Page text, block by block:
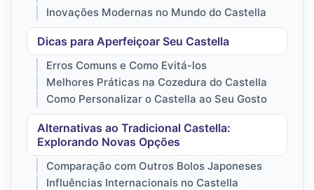
Inovações Modernas no Mundo do Castella
Dicas para Aperfeiçoar Seu Castella
Erros Comuns e Como Evitá-los
Melhores Práticas na Cozedura do Castella
Como Personalizar o Castella ao Seu Gosto
Alternativas ao Tradicional Castella:
Explorando Novas Opções
Comparação com Outros Bolos Japoneses
Influências Internacionais no Castella